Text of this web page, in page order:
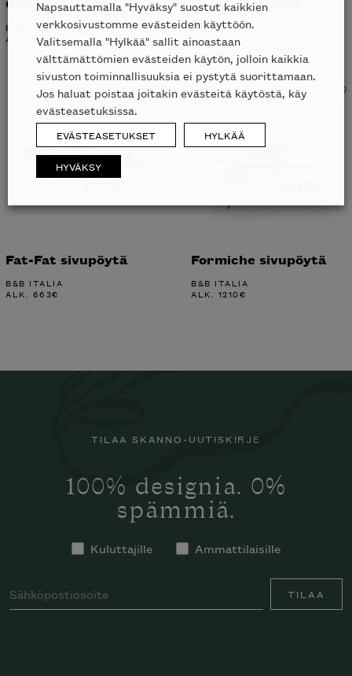
B&B ITALIA
ALK. 1983€
B&B ITALIA
ALK.1234
Fat-Fat sivupöytä
B&B ITALIA
ALK. 663€
Formiche sivupöytä
B&B ITALIA
ALK. 1210€
TILAA SKANNO-UUTISKIRJE
100% designia. 0%
spämmiä.
Kuluttajille Ammattilaisille
TILAA
Napsauttamalla "Hyväksy" suostut kaikkien
verkkosivustomme evästeiden käyttöön.
Valitsemalla "Hylkää" sallit ainoastaan
välttämättömien evästeiden käytön, jolloin kaikkia
sivuston toiminnallisuuksia ei pystytä suorittamaan.
Jos haluat poistaa joitakin evästeitä käytöstä, käy
evästeasetuksissa.
EVÄSTEASETUKSET HYLKÄÄ
HYVÄKSY